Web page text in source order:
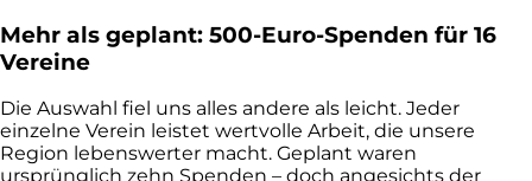
Mehr als geplant: 500-Euro-Spenden für 16
Vereine
Die Auswahl fiel uns alles andere als leicht. Jeder
einzelne Verein leistet wertvolle Arbeit, die unsere
Region lebenswerter macht. Geplant waren
ursprünglich zehn Spenden – doch angesichts der